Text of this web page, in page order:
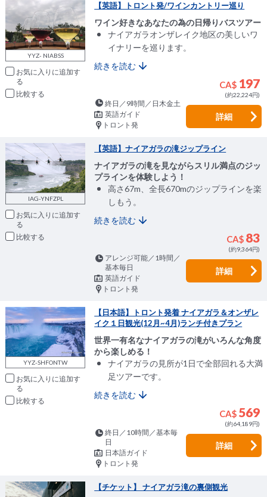
YYZ- NIABSS
お気に入りに追加
比較
【英語】トロント発/ワインカントリー巡り
ワイン好きなあなたの為の日帰りバスツアー
ナイアガラオンザレイク地区の美しいワ
イナリーを巡ります。
続きを読む
CA$ 197
(約22,224円)
終日／9時間／日木金土
英語ガイド
トロント発
詳細
IAG-YNFZPL
お気に入りに追加
比較
【英語】ナイアガラの滝ジップライン
ナイアガラの滝を見ながらスリル満点のジッ
プラインを体験しよう！
高さ67m、全長670mのジップラインを楽
しもう。
続きを読む
CA$ 83
(約9,364円)
アレンジ可能／1時間／
基本毎日
英語ガイド
トロント発
詳細
YYZ-SHFONTW
お気に入りに追加
比較
【日本語】トロント発着 ナイアガラ＆オンザレ
イク１日観光(12月~4月)ランチ付きプラン
世界一有名なナイアガラの滝がいろんな角度
から楽しめる！
ナイアガラの見所が1日で全部回れる大満
足ツアーです。
続きを読む
CA$ 569
(約64,189円)
終日／10時間／基本毎
日
日本語ガイド
トロント発
詳細
【チケット】 ナイアガラ滝の裏側観光